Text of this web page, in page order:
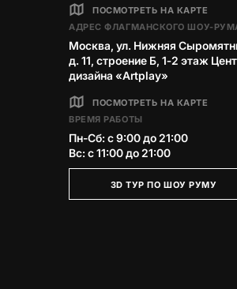
ПОСМОТРЕТЬ НА КАРТЕ
АДРЕС ФЛАГМАНСКОГО ШОУ-
Москва, ул. Нижняя
д. 11, строение Б, 1‑2 этаж
дизайна «Artplay»
ПОСМОТРЕТЬ НА КАРТЕ
ВРЕМЯ РАБОТЫ
Пн-Сб: с 9:00 до 21:00
Вс: с 11:00 до 21:00
3D ТУР ПО ШОУ РУМУ